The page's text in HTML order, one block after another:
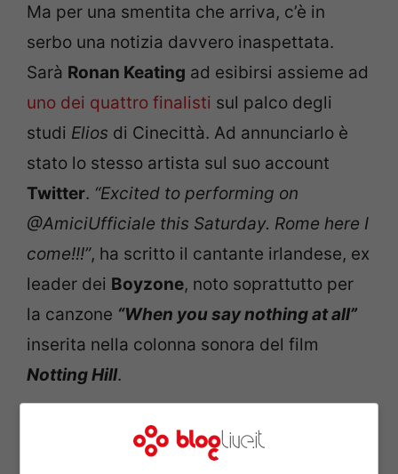
Ma per una smentita che arriva, c’è in
serbo una notizia davvero inaspettata.
Sarà Ronan Keating ad esibirsi assieme ad
uno dei quattro finalisti sul palco degli
studi Elios di Cinecittà. Ad annunciarlo è
stato lo stesso artista sul suo account
Twitter. “Excited to performing on
@AmiciUfficiale this Saturday. Rome here I
come!!!”, ha scritto il cantante irlandese, ex
leader dei Boyzone, noto soprattutto per
la canzone “When you say nothing at all”
inserita nella colonna sonora del film
Notting Hill.